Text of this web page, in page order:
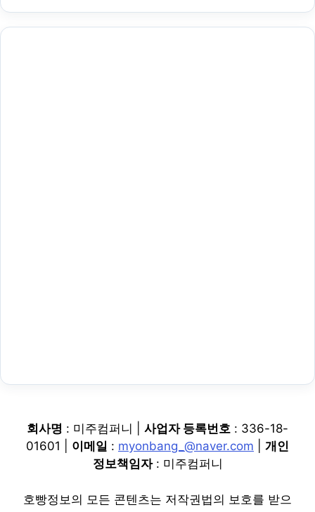
회사명 : 미주컴퍼니 | 사업자 등록번호 : 336-18-
01601 | 이메일 : myonbang_@naver.com
개인
정보책임자: 미주컴퍼니
호빵정보의 모든 콘텐츠는 저작권법의 보호를 받으